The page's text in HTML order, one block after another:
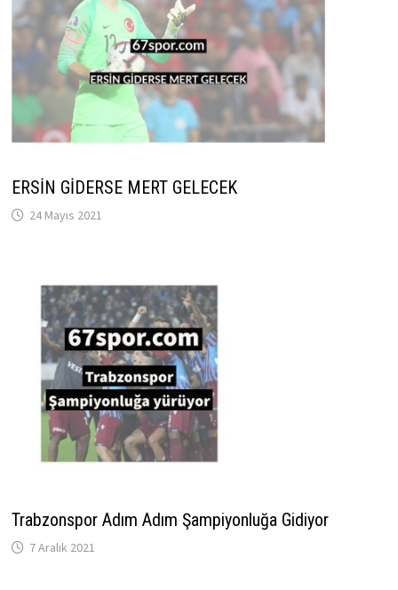
ERSİN GİDERSE MERT GELECEK
24 Mayıs 2021
Trabzonspor Adım Adım Şampiyonluğa Gidiyor
7 Aralık 2021